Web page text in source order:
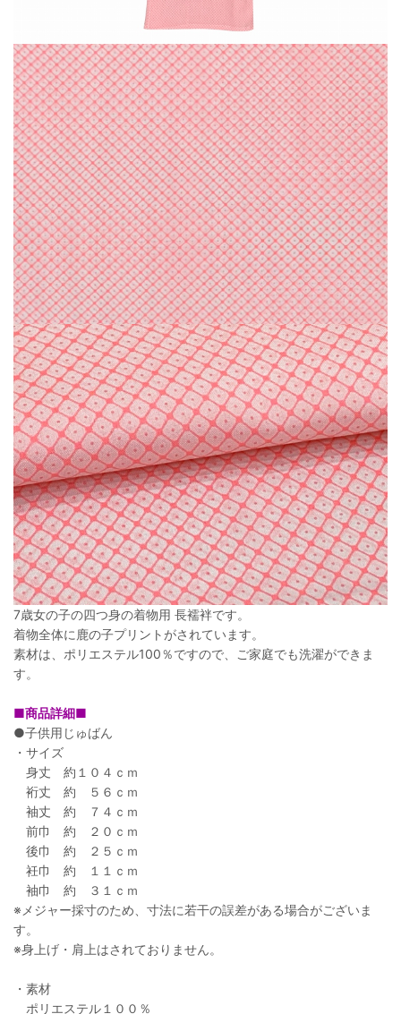
7歳女の子の四つ身の着物用 長襦袢です。
着物全体に鹿の子プリントがされています。
素材は、ポリエステル100％ですので、ご家庭でも洗濯ができま
す。
■商品詳細■
●子供用じゅばん
・サイズ
身丈 約１０４ｃｍ
裄丈 約 ５６ｃｍ
袖丈 約 ７４ｃｍ
前巾 約 ２０ｃｍ
後巾 約 ２５ｃｍ
衽巾 約 １１ｃｍ
袖巾 約 ３１ｃｍ
※メジャー採寸のため、寸法に若干の誤差がある場合がございま
す。
※身上げ・肩上はされておりません。
・素材
ポリエステル１００％